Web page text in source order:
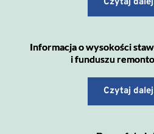
Informacja o wysokości
i funduszu
Czytaj dalej